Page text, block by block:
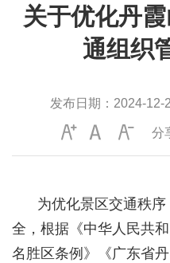
关于优化丹
通组织
发布日期： 2024-12-
分
为优化景区交通秩
全，根据《中华人民共
名胜区条例》《广东省